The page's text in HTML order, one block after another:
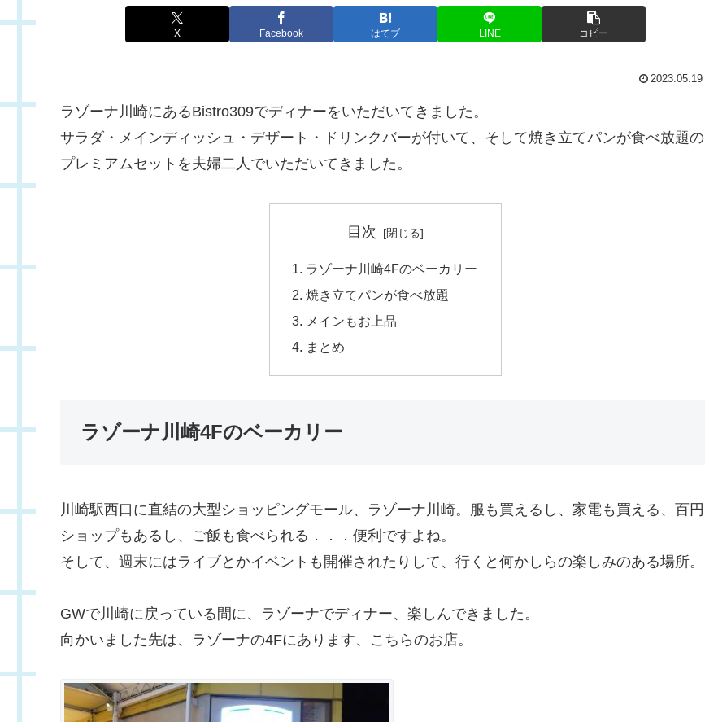
X Facebook はてブ LINE コピー
2023.05.19
ラゾーナ川崎にあるBistro309でディナーをいただいてきました。
サラダ・メインディッシュ・デザート・ドリンクバーが付いて、そして焼き立てパンが食べ放題の
プレミアムセットを夫婦二人でいただいてきました。
目次
ラゾーナ川崎4Fのベーカリー
焼き立てパンが食べ放題
メインもお上品
まとめ
ラゾーナ川崎4Fのベーカリー
川崎駅西口に直結の大型ショッピングモール、ラゾーナ川崎。服も買えるし、家電も買える、百円
ショップもあるし、ご飯も食べられる．．．便利ですよね。
そして、週末にはライブとかイベントも開催されたりして、行くと何かしらの楽しみのある場所。
GWで川崎に戻っている間に、ラゾーナでディナー、楽しんできました。
向かいました先は、ラゾーナの4Fにあります、こちらのお店。